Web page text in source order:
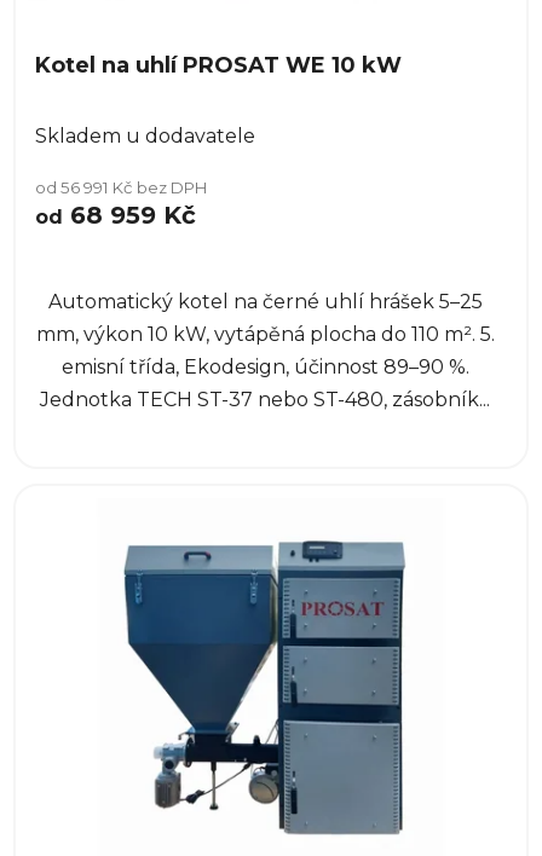
Kotel na uhlí PROSAT WE 10 kW
Skladem u dodavatele
od 56 991 Kč bez DPH
od 68 959 Kč
Automatický kotel na černé uhlí hrášek 5–25
mm, výkon 10 kW, vytápěná plocha do 110 m². 5.
emisní třída, Ekodesign, účinnost 89–90 %.
Jednotka TECH ST-37 nebo ST-480, zásobník...